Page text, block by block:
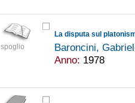
spoglio
La disputa sul
Baroncini,
Anno: 1978